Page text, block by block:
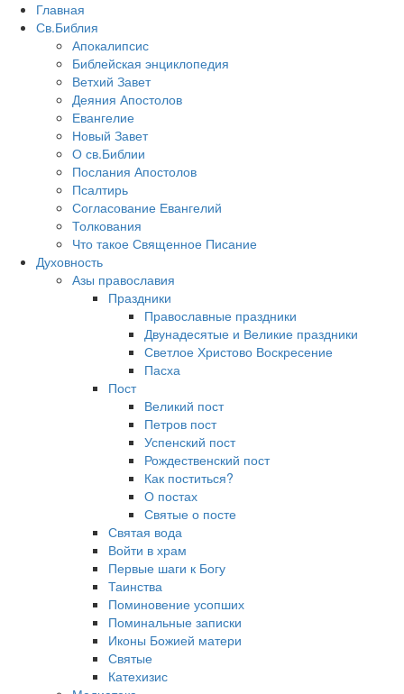
Главная
Св.Библия
Апокалипсис
Библейская энциклопедия
Ветхий Завет
Деяния Апостолов
Евангелие
Новый Завет
О св.Библии
Послания Апостолов
Псалтирь
Согласование Евангелий
Толкования
Что такое Священное Писание
Духовность
Азы православия
Праздники
Православные праздники
Двунадесятые и Великие праздники
Светлое Христово Воскресение
Пасха
Пост
Великий пост
Петров пост
Успенский пост
Рождественский пост
Как поститься?
О постах
Святые о посте
Святая вода
Войти в храм
Первые шаги к Богу
Таинства
Поминовение усопших
Поминальные записки
Иконы Божией матери
Святые
Катехизис